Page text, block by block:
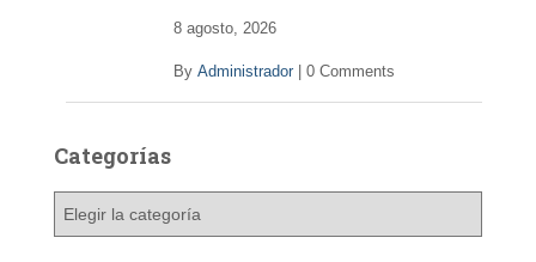
8 agosto, 2026
By Administrador 0 Comments
Categorías